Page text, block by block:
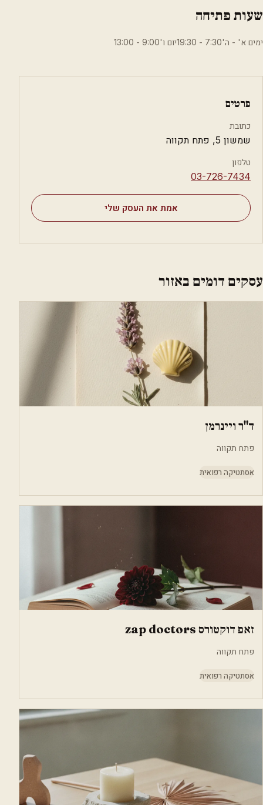
שעות פתיחה
ימים א' - ה'7:30 - 19:30יום ו'9:00 - 13:00
פרטים
כתובת
שמשון 5, פתח תקווה
טלפון
⁦03-726-7434⁩
אמת את העסק שלי
עסקים דומים באזור
ד"ר ויינרמן
פתח תקווה
אסתטיקה רפואית
זאפ דוקטורס zap doctors
פתח תקווה
אסתטיקה רפואית